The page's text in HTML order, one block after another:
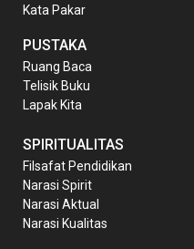
Kata Pakar
PUSTAKA
Ruang Baca
Telisik Buku
Lapak Kita
SPIRITUALITAS
Filsafat Pendidikan
Narasi Spirit
Narasi Aktual
Narasi Kualitas